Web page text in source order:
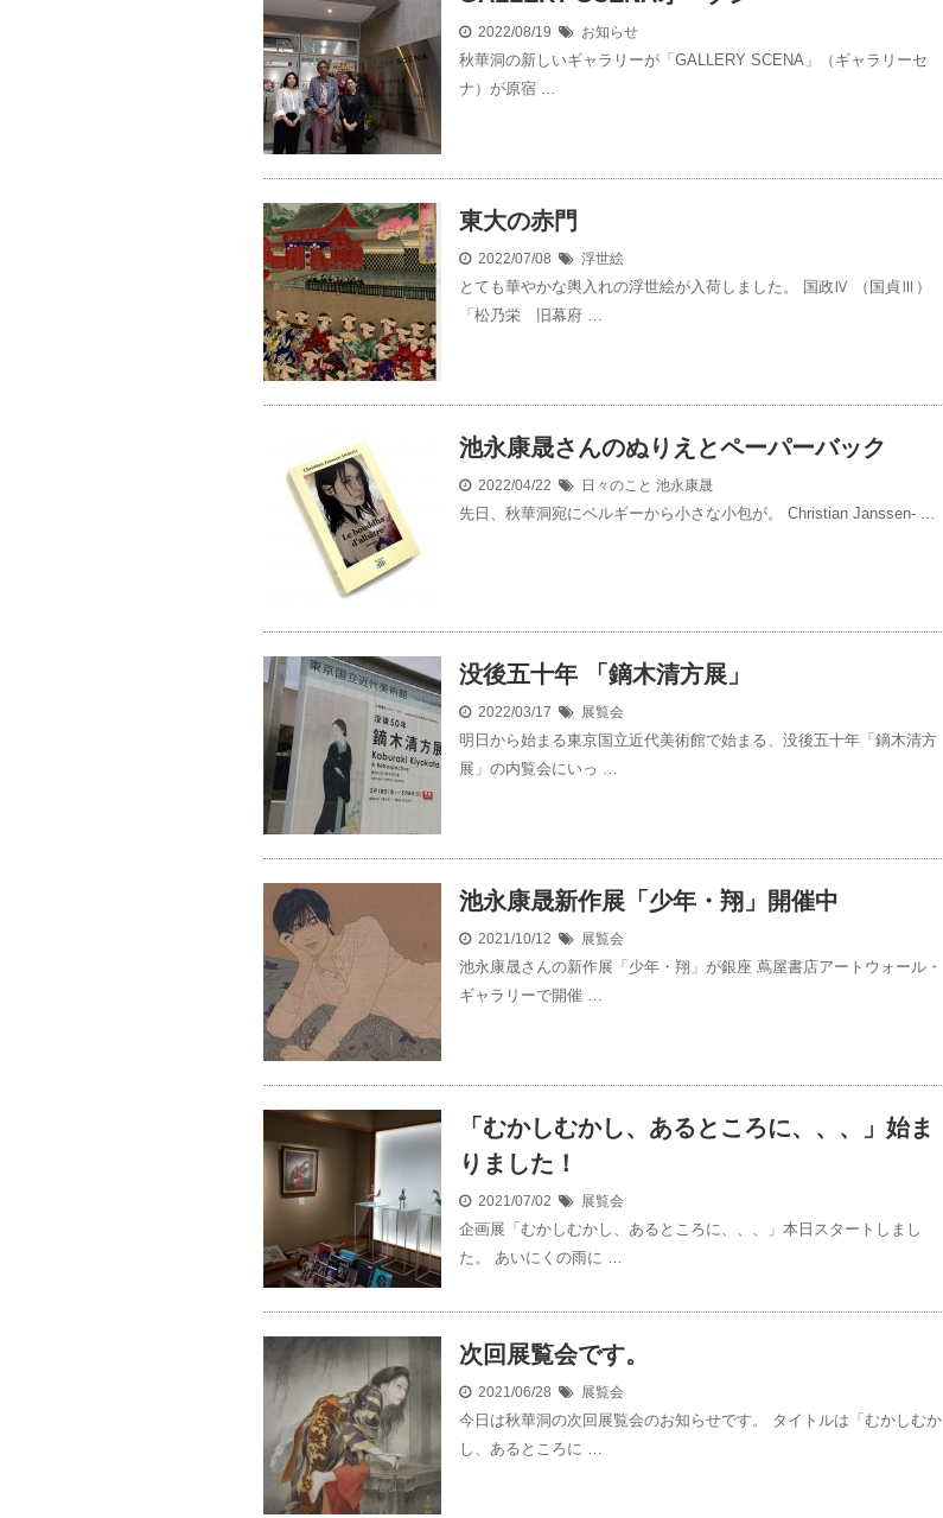
2022/08/19 お知らせ
秋華洞の新しいギャラリーが「GALLERY SCENA」（ギャラリーセ
ナ）が原宿 …
東大の赤門
2022/07/08 浮世絵
とても華やかな輿入れの浮世絵が入荷しました。 国政Ⅳ （国貞Ⅲ）
「松乃栄 旧幕府 …
池永康晟さんのぬりえとペーパーバック
2022/04/22 日々のこと 池永康晟
先日、秋華洞宛にベルギーから小さな小包が。 Christian Janssen- …
没後五十年 「鏑木清方展」
2022/03/17 展覧会
明日から始まる東京国立近代美術館で始まる、没後五十年「鏑木清方
展」の内覧会にいっ …
池永康晟新作展「少年・翔」開催中
2021/10/12 展覧会
池永康晟さんの新作展「少年・翔」が銀座 蔦屋書店アートウォール・
ギャラリーで開催 …
「むかしむかし、あるところに、、、」始ま
りました！
2021/07/02 展覧会
企画展「むかしむかし、あるところに、、、」本日スタートしまし
た。 あいにくの雨に …
次回展覧会です。
2021/06/28 展覧会
今日は秋華洞の次回展覧会のお知らせです。 タイトルは「むかしむか
し、あるところに …